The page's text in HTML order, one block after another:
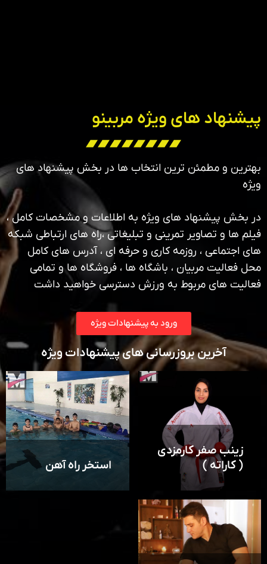
پیشنهاد های ویژه مربینو
بهترین و مطمئن ترین انتخاب ها در بخش پیشنهاد های
ویژه
در بخش پیشنهاد های ویژه به اطلاعات و مشخصات کامل ،
فیلم ها و تصاویر تمرینی و تبلیغاتی ،راه های ارتباطی شبکه
های اجتماعی ، روزمه کاری و حرفه ای ، آدرس های کامل
محل فعالیت مربیان ، باشگاه ها ، فروشگاه ها و تمامی
فعالیت های مربوط به ورزش دسترسی خواهید داشت
ورود به پیشنهادات ویژه
آخرین بروزرسانی های پیشنهادات ویژه
زینب صفر کارمزدی
( کاراته )
استخر راه آهن